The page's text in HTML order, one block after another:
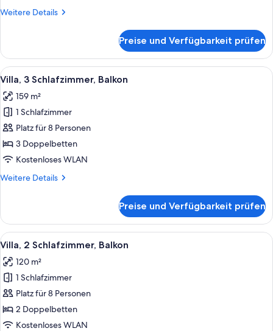
Weitere Details
Weitere
1
Schlafzimmer,
Balkon
Preise und Verfügbarkeit prüfen
Alle
Fotos
für
Villa,
3 Schlafzimmer,
Balkon
anzeigen
Ein Hotelzimmer mit Essbereich,
10
Villa, 3 Schlafzimmer, Balkon
159 m²
1 Schlafzimmer
Platz für 8 Personen
3 Doppelbetten
Kostenloses WLAN
Weitere Details
Weitere
3 Schlafzimmer,
Balkon
Preise und Verfügbarkeit prüfen
Alle
Fotos
für
Villa,
2 Schlafzimmer,
Balkon
anzeigen
Ein Hotelzimmer mit einer Couch,
12
Villa, 2 Schlafzimmer, Balkon
120 m²
1 Schlafzimmer
Platz für 8 Personen
2 Doppelbetten
Kostenloses WLAN